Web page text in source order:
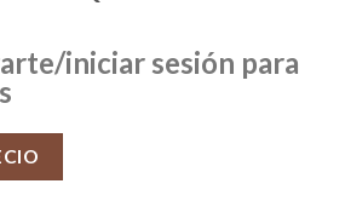
iniciar sesión para